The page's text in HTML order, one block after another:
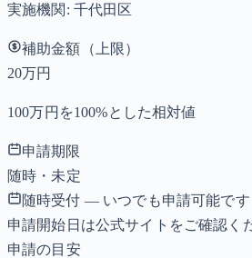
実施機関: 千代田区
補助金額（上限）
20万円
100万円を100%とした相対値
申請期限
随時・未定
随時受付 — いつでも申請可能です
申請開始日は公式サイトをご確認く
申請の目安